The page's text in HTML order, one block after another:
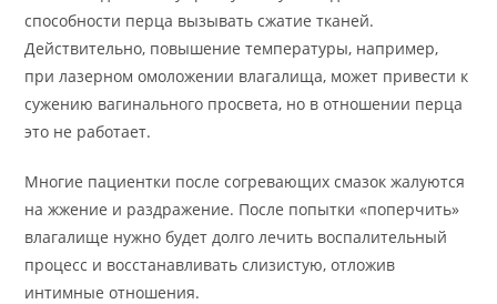
способности перца вызывать сжатие тканей.
Действительно, повышение температуры, например,
при лазерном омоложении влагалища, может привести к
сужению вагинального просвета, но в отношении перца
это не работает.
Многие пациентки после согревающих смазок жалуются
на жжение и раздражение. После попытки «поперчить»
влагалище нужно будет долго лечить воспалительный
процесс и восстанавливать слизистую, отложив
интимные отношения.